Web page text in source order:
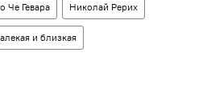
Че Гевара Николай Рерих
и близкая